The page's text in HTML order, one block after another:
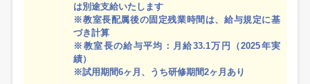
は別途支給いたします
※教室長配属後の固定残業時間は、給与規定に基
づき計算
※教室長の給与平均：月給33.1万円（2025年実
績）
※試用期間6ヶ月、うち研修期間2ヶ月あり